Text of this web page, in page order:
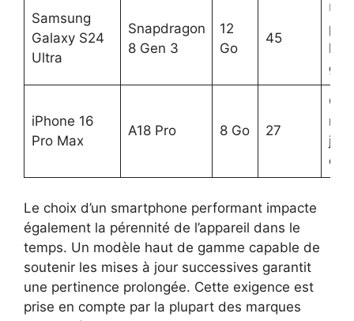
Samsung
Galaxy S24
Ultra
Snapdragon
8 Gen 3
12
Go
45
iPhone 16
Pro Max
A18 Pro 8 Go 27
jeux
Le choix d’un smartphone performant impacte
également la pérennité de l’appareil dans le
temps. Un modèle haut de gamme capable de
soutenir les mises à jour successives garantit
une pertinence prolongée. Cette exigence est
prise en compte par la plupart des marques